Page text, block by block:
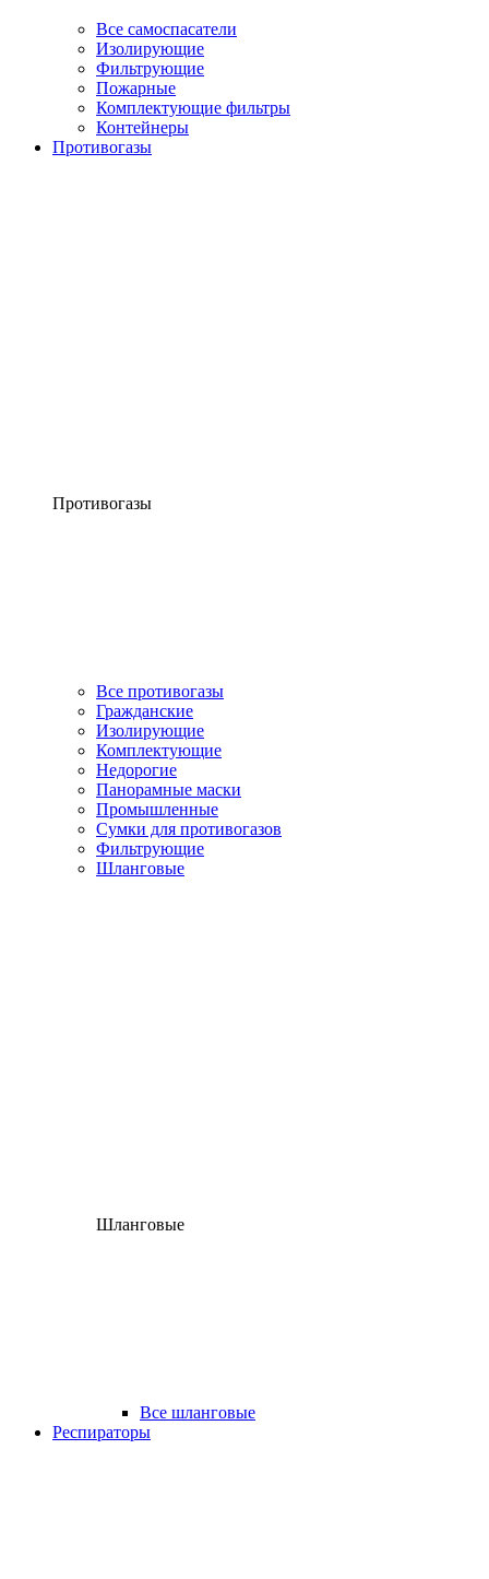
Все самоспасатели
Изолирующие
Фильтрующие
Пожарные
Комплектующие фильтры
Контейнеры
Противогазы
Противогазы
Все противогазы
Гражданские
Изолирующие
Комплектующие
Недорогие
Панорамные маски
Промышленные
Сумки для противогазов
Фильтрующие
Шланговые
Шланговые
Все шланговые
Респираторы